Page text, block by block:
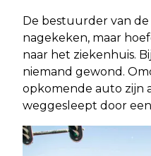
De bestuurder van
nagekeken, maar
naar het ziekenhuis.
niemand gewond.
opkomende auto zijn
weggesleept door